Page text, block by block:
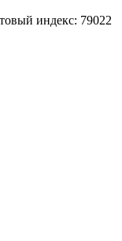
индекс: 79022